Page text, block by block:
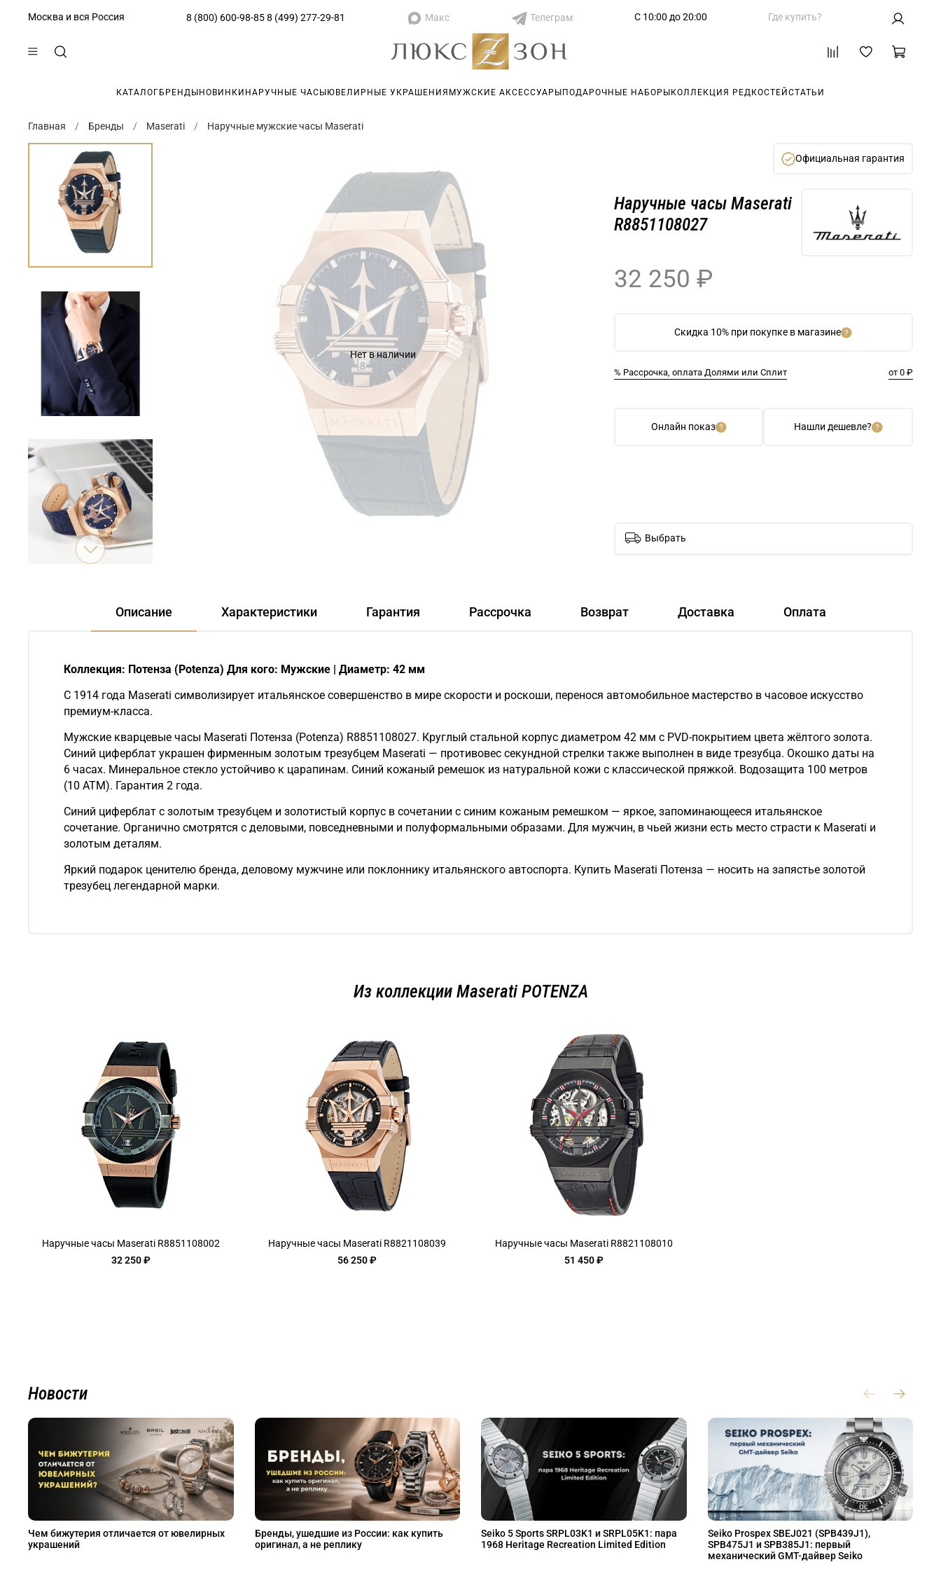
Москва и вся Россия 8 (800) 600-98-85 8 (499) 277-29-81 Макс Телеграм С 10:00 до 20:00 Где купить?
КАТАЛОГ БРЕНДЫ НОВИНКИ НАРУЧНЫЕ ЧАСЫ ЮВЕЛИРНЫЕ УКРАШЕНИЯ МУЖСКИЕ АКСЕССУАРЫ ПОДАРОЧНЫЕ НАБОРЫ КОЛЛЕКЦИЯ РЕДКОСТЕЙ СТАТЬИ
Главная Бренды Maserati Наручные мужские часы Maserati
Нет в наличии
Официальная гарантия
Скидка 10% при покупке в магазине
% Рассрочка, оплата Долями или Сплит от 0 ₽
Наручные часы Maserati
R8851108027
32 250 ₽
Онлайн показ Нашли дешевле?
Выбрать
Описание Характеристики Гарантия Рассрочка Возврат Доставка Оплата
Коллекция: Потенза (Potenza) Для кого: Мужские | Диаметр: 42 мм
С 1914 года Maserati символизирует итальянское совершенство в мире скорости и роскоши, перенося автомобильное мастерство в часовое искусство
премиум-класса.
Мужские кварцевые часы Maserati Потенза (Potenza) R8851108027. Круглый стальной корпус диаметром 42 мм с PVD-покрытием цвета жёлтого золота.
Синий циферблат украшен фирменным золотым трезубцем Maserati — противовес секундной стрелки также выполнен в виде трезубца. Окошко даты на
6 часах. Минеральное стекло устойчиво к царапинам. Синий кожаный ремешок из натуральной кожи с классической пряжкой. Водозащита 100 метров
(10 АТМ). Гарантия 2 года.
Синий циферблат с золотым трезубцем и золотистый корпус в сочетании с синим кожаным ремешком — яркое, запоминающееся итальянское
сочетание. Органично смотрятся с деловыми, повседневными и полуформальными образами. Для мужчин, в чьей жизни есть место страсти к Maserati и
золотым деталям.
Яркий подарок ценителю бренда, деловому мужчине или поклоннику итальянского автоспорта. Купить Maserati Потенза — носить на запястье золотой
трезубец легендарной марки.
Из коллекции Maserati POTENZA
Наручные часы Maserati R8851108002
32 250 ₽
Наручные часы Maserati R8821108039
56 250 ₽
Наручные часы Maserati R8821108010
51 450 ₽
Новости
Чем бижутерия отличается от ювелирных
украшений
Бренды, ушедшие из России: как купить
оригинал, а не реплику
Seiko 5 Sports SRPL03K1 и SRPL05K1: пара
1968 Heritage Recreation Limited Edition
Seiko Prospex SBEJ021 (SPB439J1),
SPB475J1 и SPB385J1: первый
механический GMT-дайвер Seiko